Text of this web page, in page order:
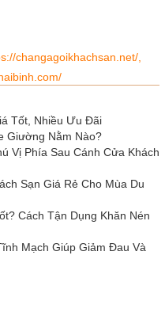
changagoikhachsan.net/,
Tốt, Nhiều Ưu Đãi
Giường Nằm Nào?
Vị Phía Sau Cánh Cửa Khách
Sạn Giá Rẻ Cho Mùa Du
Cách Tận Dụng Khăn Nén
Mạch Giúp Giảm Đau Và